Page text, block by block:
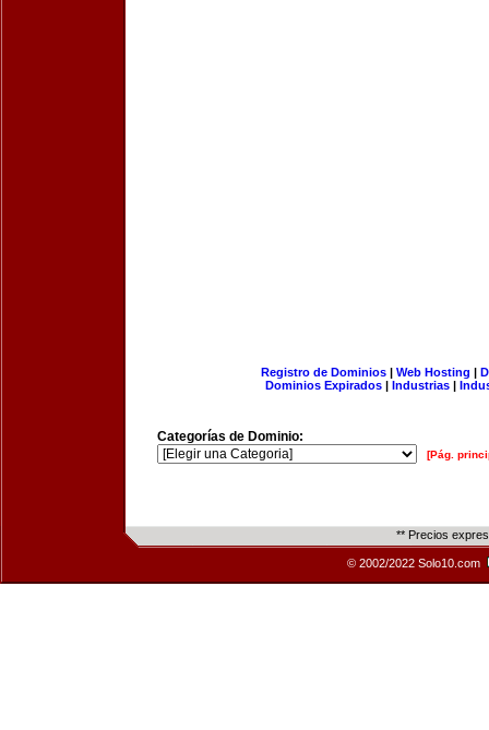
Registro de Dominios| Web Hosting |
Dominios Expirados | Industrias |
Categorías de Dominio:
[Pág.
** Precios
© 2002/2022 Solo10.com